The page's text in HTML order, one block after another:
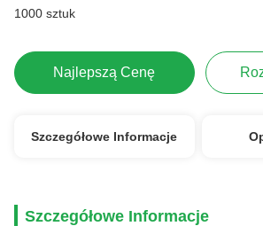
1000 sztuk
Najlepszą Cenę
Szczegółowe Informacje
Szczegółowe Informacje